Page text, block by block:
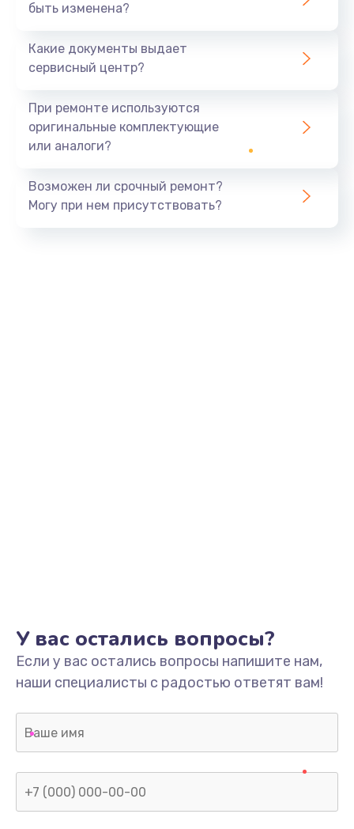
быть изменена?
Какие документы выдает
сервисный центр?
При ремонте используются
оригинальные комплектующие
или аналоги?
Возможен ли срочный ремонт?
Могу при нем присутствовать?
У вас остались вопросы?
Если у вас остались вопросы напишите нам,
наши специалисты с радостью ответят вам!